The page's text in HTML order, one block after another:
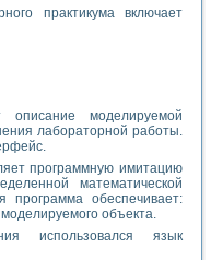
практикума включает
описание моделируемой
лабораторной работы.
программную имитацию
математической
обеспечивает:
объекта.
использовался язык